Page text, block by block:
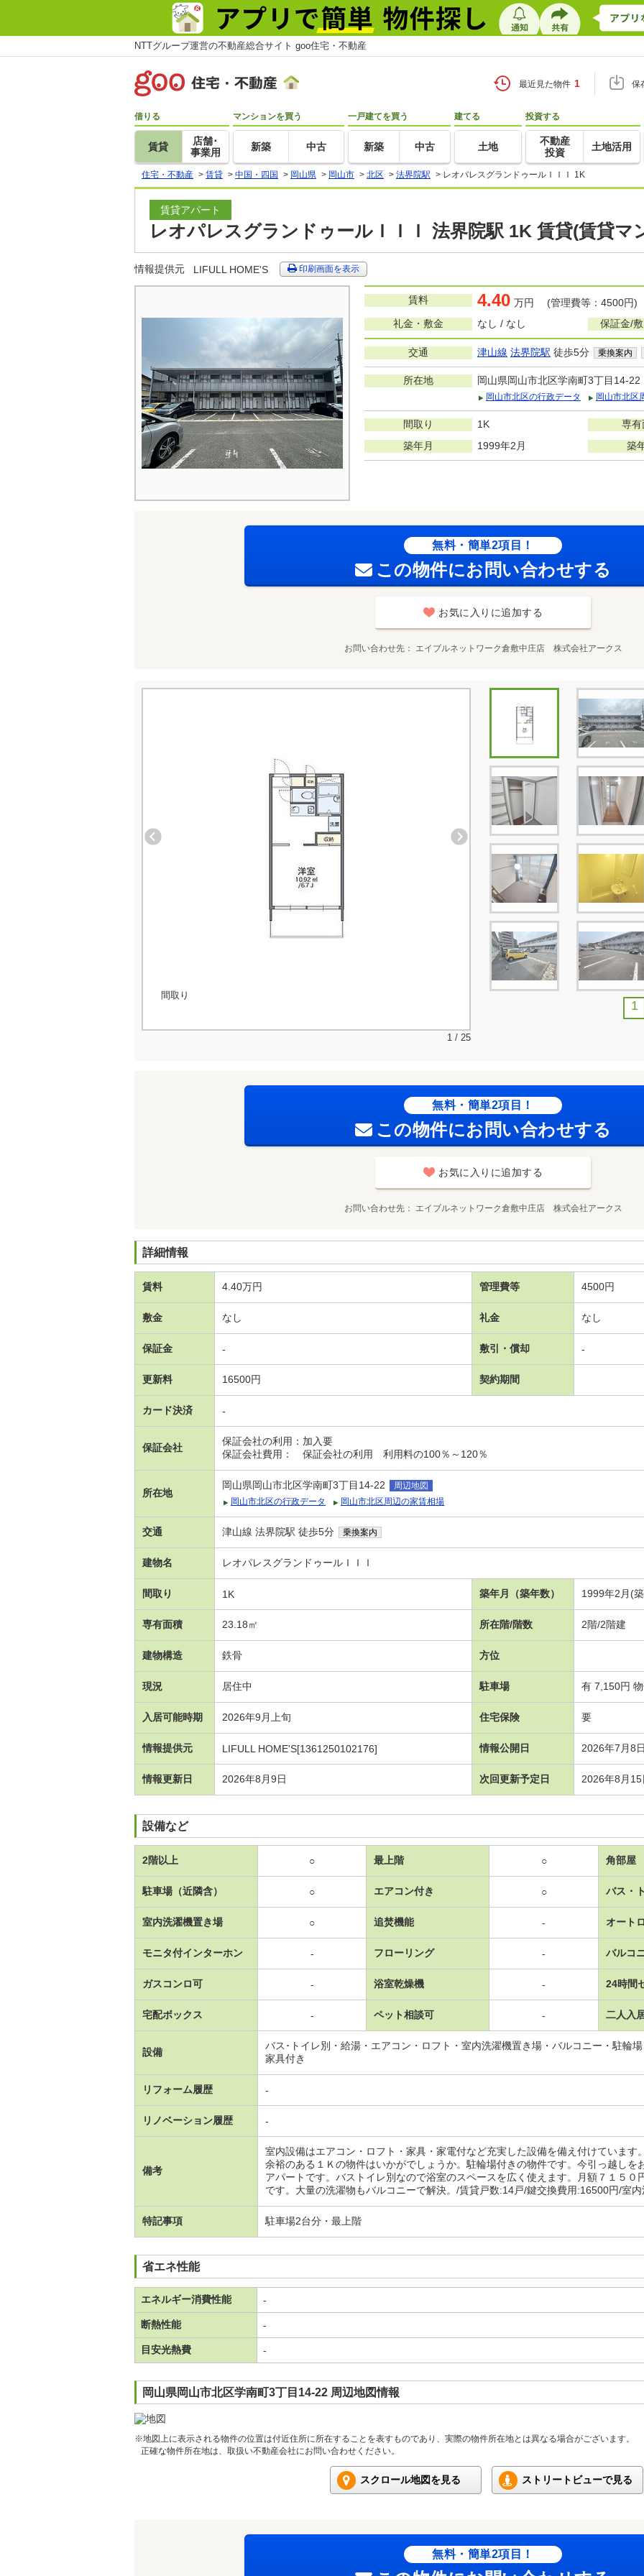
NTTグループ運営の不動産総合サイト goo住宅・不動産
最近見た物件 1 保
借りる
賃貸
店舗･
事業用
マンションを買う
新築 中古
一戸建てを買う
新築 中古
建てる
土地
投資する
不動産
投資
土地活用
住宅・不動産 > 賃貸 > 中国・四国 > 岡山県 > 岡山市 > 北区 > 法界院駅 > レオパレスグランドゥールＩＩＩ 1K
賃貸アパート
レオパレスグランドゥールＩＩＩ 法界院駅 1K 賃貸(賃貸マ
情報提供元 LIFULL HOME'S 印刷画面を表示
賃料 4.40 万円 (管理費等：4500円)
礼金・敷金
なし / なし 保証金/
交通 津山線 法界院駅 徒歩5分 乗換案内
所在地 岡山県岡山市北区学南町3丁目14-22
岡山市北区の行政データ
岡山市北区
間取り 1K 専有
築年月 1999年2月 築
無料・簡単2項目！
この物件にお問い合わせする
お気に入りに追加する
お問い合わせ先 エイブルネットワーク倉敷中庄店 株式会社アークス
間取り
1 / 25
1
無料・簡単2項目！
この物件にお問い合わせする
お気に入りに追加する
お問い合わせ先 エイブルネットワーク倉敷中庄店 株式会社アークス
詳細情報
賃料 4.40万円 管理費等 4500円
敷金 なし 礼金 なし
保証金 - 敷引・償却 -
更新料 16500円 契約期間
カード決済 -
保証会社
保証会社の利用：加入要
保証会社費用： 保証会社の利用 利用料の100％～120％
所在地
岡山県岡山市北区学南町3丁目14-22
周辺地図
岡山市北区の行政データ
岡山市北区周辺の家賃相場
交通 津山線 法界院駅 徒歩5分 乗換案内
建物名 レオパレスグランドゥールＩＩＩ
間取り 1K 築年月（築年数） 1999年2月(
専有面積 23.18㎡ 所在階/階数 2階/2階建
建物構造 鉄骨 方位
現況 居住中 駐車場 有 7,150円
入居可能時期 2026年9月上旬 住宅保険 要
情報提供元 LIFULL HOME'S[1361250102176] 情報公開日 2026年7月8日
情報更新日 2026年8月9日 次回更新予定日 2026年8月15
設備など
2階以上 ○ 最上階 ○ 角部屋
駐車場（近隣含） ○ エアコン付き ○ バス・
室内洗濯機置き場 ○ 追焚機能 - オート
モニタ付インターホン - フローリング - バルコ
ガスコンロ可 - 浴室乾燥機 - 24時間
宅配ボックス - ペット相談可 - 二人入
設備
バス･トイレ別・給湯・エアコン・ロフト・室内洗濯機置き場・バルコニー・駐輪
家具付き
リフォーム履歴 -
リノベーション履歴 -
備考
室内設備はエアコン・ロフト・家具・家電付など充実した設備を備え付けています
余裕のある１Ｋの物件はいかがでしょうか。駐輪場付きの物件です。今引っ越しを
アパートです。バストイレ別なので浴室のスペースを広く使えます。月額７１５０
です。大量の洗濯物もバルコニーで解決。/賃貸戸数:14戸/鍵交換費用:16500円/室
特記事項 駐車場2台分・最上階
省エネ性能
エネルギー消費性能 -
断熱性能 -
目安光熱費 -
岡山県岡山市北区学南町3丁目14-22 周辺地図情報
※地図上に表示される物件の位置は付近住所に所在することを表すものであり、実際の物件所在地とは異なる場合がございます。
正確な物件所在地は、取扱い不動産会社にお問い合わせください。
スクロール地図を見る ストリートビューで見る
無料・簡単2項目！